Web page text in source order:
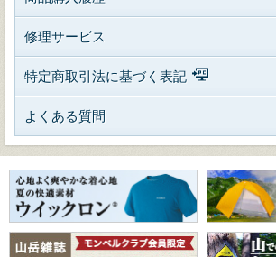
修理サービス
特定商取引法に基づく表記
よくある質問